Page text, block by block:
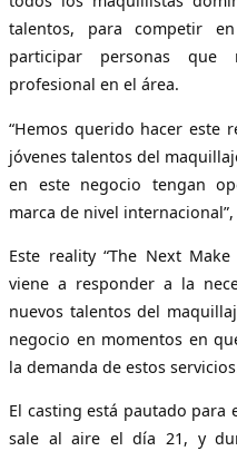
talentos, para competir
participar personas que
profesional en el área.
“Hemos querido hacer este
jóvenes talentos del
en este negocio tengan
marca de nivel
Este reality “The Next
viene a responder a la
nuevos talentos del
negocio en momentos en
la demanda de estos
El casting está pautado para
sale al aire el día 21, y